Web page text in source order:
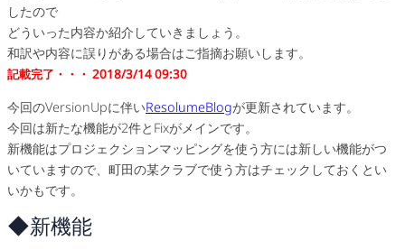
したので
どういった内容か紹介していきましょう。
和訳や内容に誤りがある場合はご指摘お願いします。
記載完了・・・ 2018/3/14 09:30
今回のVersionUpに伴いResolumeBlogが更新されています。
今回は新たな機能が2件とFixがメインです。
新機能はプロジェクションマッピングを使う方には新しい機能がつ
いていますので、町田の某クラブで使う方はチェックしておくとい
いかもです。
◆新機能